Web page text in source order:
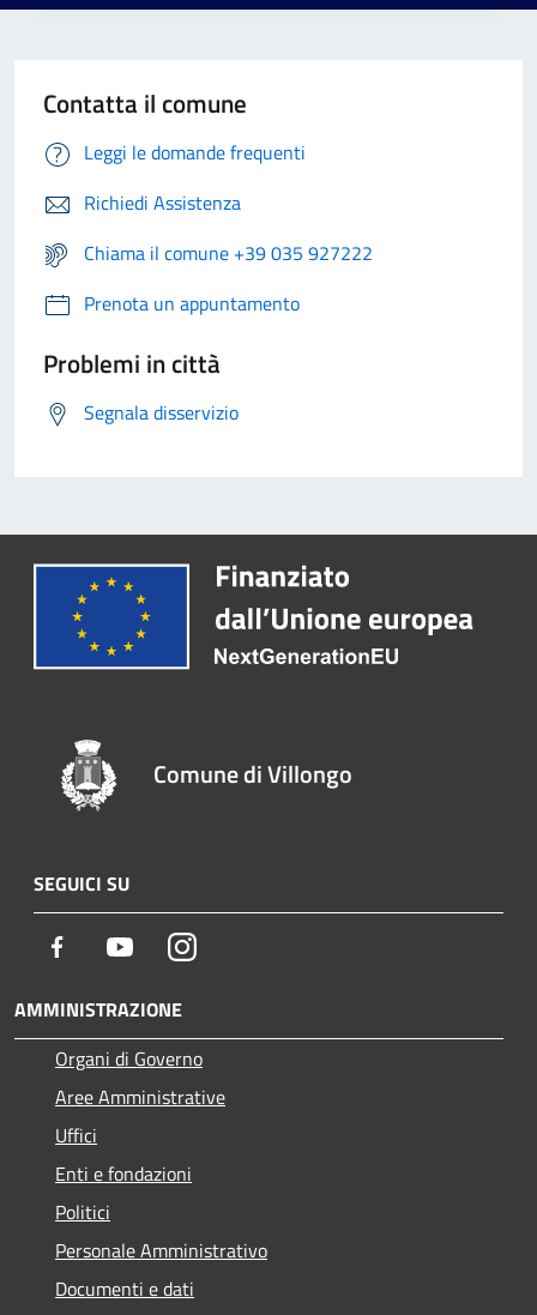
Contatta il comune
Leggi le domande frequenti
Richiedi Assistenza
Chiama il comune +39 035 927222
Prenota un appuntamento
Problemi in città
Segnala disservizio
Comune di Villongo
SEGUICI SU
Facebook YoutubeInstagram
AMMINISTRAZIONE
Organi di Governo
Aree Amministrative
Uffici
Enti e fondazioni
Politici
Personale Amministrativo
Documenti e dati